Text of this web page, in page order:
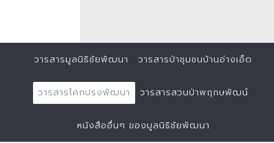
วารสารมูลนิธิชัยพัฒนา วารสารป่าชุมชนบ้านอ่างเอ็ด
วารสารโคกปรงพัฒนา วารสารสวนป่าพฤกษพัฒน์
หนังสืออื่นๆ ของมูลนิธิชัยพัฒนา